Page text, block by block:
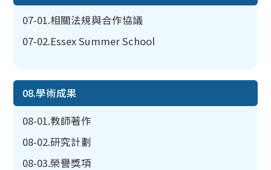
07-01.相關法規與合作協議
07-02.Essex Summer School
08.學術成果
08-01.教師著作
08-02.研究計劃
08-03.榮譽獎項